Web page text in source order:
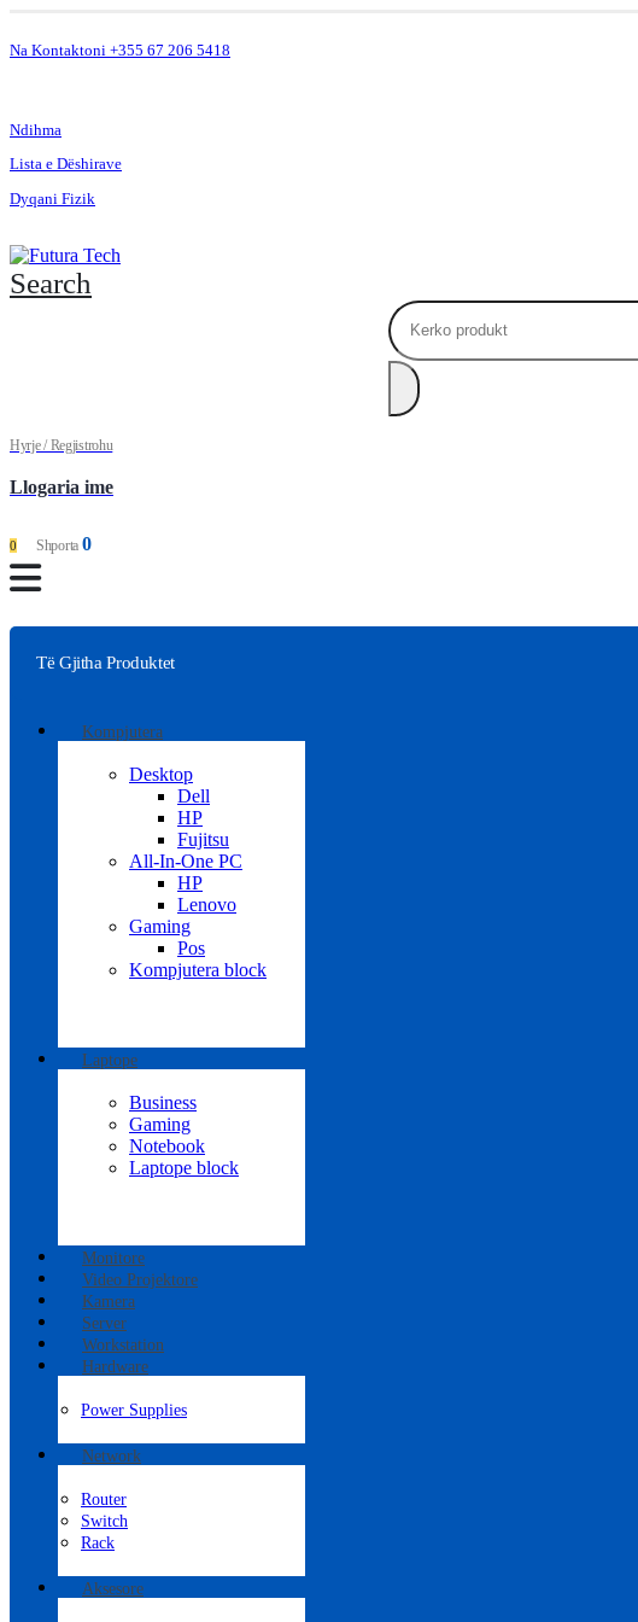
Na Kontaktoni +355 67 206 5418
Ndihma
Lista e Dëshirave
Dyqani Fizik
Search
Hyrje / Regjistrohu
Llogaria ime
0 Shporta 0
Të Gjitha Produktet
Kompjutera
Desktop
Dell
HP
Fujitsu
All-In-One PC
HP
Lenovo
Gaming
Pos
Kompjutera block
Laptope
Business
Gaming
Notebook
Laptope block
Monitore
Video Projektore
Kamera
Server
Workstation
Hardware
Power Supplies
Network
Router
Switch
Rack
Aksesore